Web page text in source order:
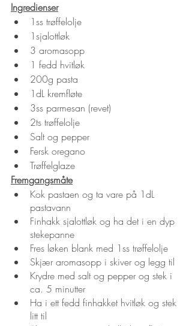
Ingredienser
1ss trøffelolje
1sjalottløk
3 aromasopp
1 fedd hvitløk
200g pasta
1dL kremfløte
3ss parmesan (revet)
2ts trøffelolje
Salt og pepper
Fersk oregano
Trøffelglaze
Fremgangsmåte
Kok pastaen og ta vare på 1dL
pastavann
Finhakk sjalottløk og ha det i en dyp
stekepanne
Fres løken blank med 1ss trøffelolje
Skjær aromasopp i skiver og legg til
Krydre med salt og pepper og stek i
ca. 5 minutter
Ha i ett fedd finhakket hvitløk og stek
litt til